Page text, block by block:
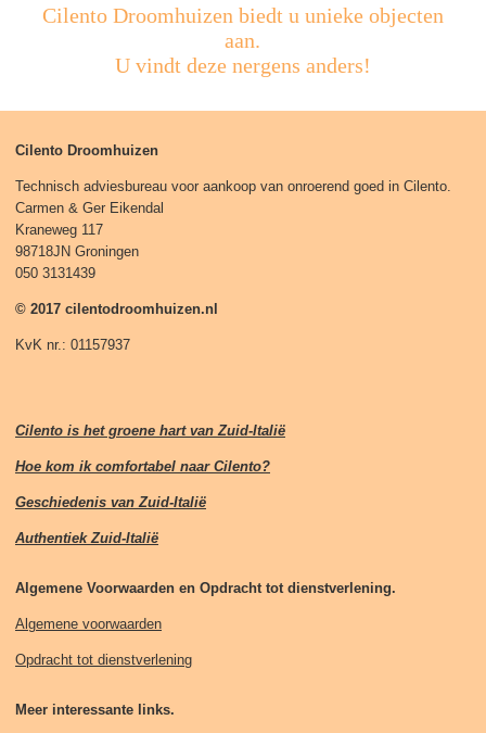
Cilento Droomhuizen biedt u unieke objecten
aan.
U vindt deze nergens anders!
Cilento Droomhuizen
Technisch adviesbureau voor aankoop van onroerend goed in Cilento.
Carmen & Ger Eikendal
Kraneweg 117
98718JN Groningen
050 3131439
© 2017 cilentodroomhuizen.nl
KvK nr.: 01157937
Cilento is het groene hart van Zuid-Italië
Hoe kom ik comfortabel naar Cilento?
Geschiedenis van Zuid-Italië
Authentiek Zuid-Italië
Algemene Voorwaarden en Opdracht tot dienstverlening.
Algemene voorwaarden
Opdracht tot dienstverlening
Meer interessante links.